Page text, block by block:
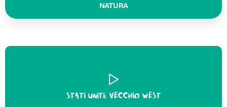
NATURA
Stati Uniti: Vecchio West